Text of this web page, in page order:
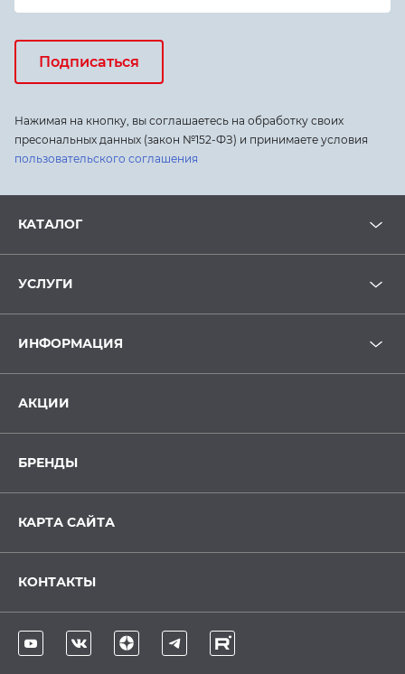
Подписаться
Нажимая на кнопку, вы соглашаетесь на обработку своих
пресональных данных (закон №152-ФЗ) и принимаете условия
пользовательского соглашения
КАТАЛОГ
УСЛУГИ
ИНФОРМАЦИЯ
АКЦИИ
БРЕНДЫ
КАРТА САЙТА
КОНТАКТЫ